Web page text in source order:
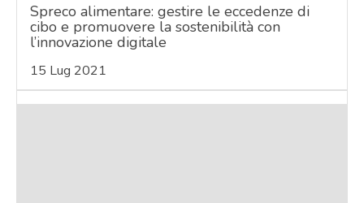
Spreco alimentare: gestire le eccedenze di
cibo e promuovere la sostenibilità con
l’innovazione digitale
15 Lug 2021